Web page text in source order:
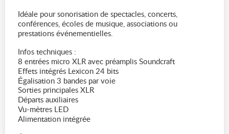
Idéale pour sonorisation de spectacles, concerts,
conférences, écoles de musique, associations ou
prestations événementielles.
Infos techniques :
8 entrées micro XLR avec préamplis Soundcraft
Effets intégrés Lexicon 24 bits
Égalisation 3 bandes par voie
Sorties principales XLR
Départs auxiliaires
Vu-mètres LED
Alimentation intégrée